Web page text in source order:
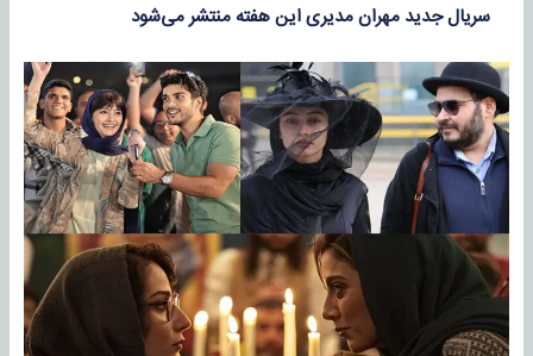
سریال جدید مهران مدیری این هفته منتشر می‌شود